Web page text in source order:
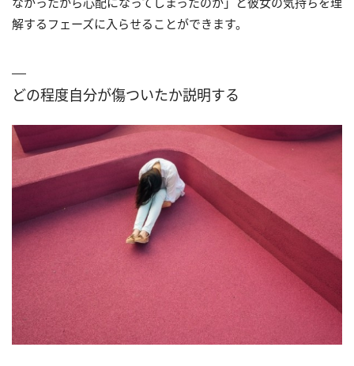
解するフェーズに入らせることができます。
どの程度自分が傷ついたか説明する